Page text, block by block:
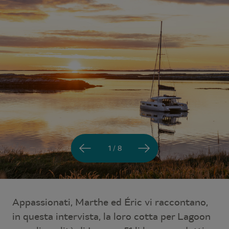
1 / 8
Appassionati, Marthe ed Éric vi raccontano,
in questa intervista, la loro cotta per Lagoon